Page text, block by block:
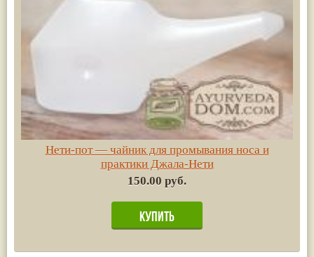
Нети-пот — чайник для промывания носа и
практики Джала-Нети
150.00 руб.